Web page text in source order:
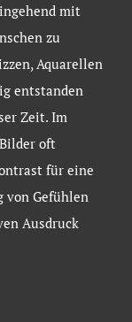
mit
zu
Aquarellen
entstanden
Zeit. Im
oft
für eine
von Gefühlen
Ausdruck